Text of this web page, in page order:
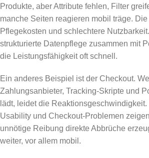
Produkte, aber Attribute fehlen, Filter
manche Seiten reagieren mobil träge.
Pflegekosten und schlechtere
strukturierte Datenpflege zusammen mit
die Leistungsfähigkeit oft schnell.
Ein anderes Beispiel ist der Checkout.
Zahlungsanbieter, Tracking-Skripte und
lädt, leidet die
Usability und Checkout-Problemen
unnötige Reibung direkte Abbrüche
weiter, vor allem mobil.